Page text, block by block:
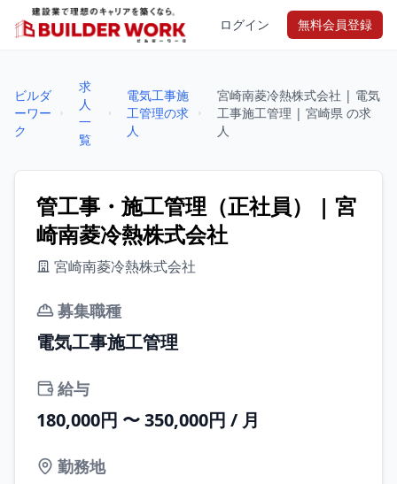
ログイン 無料会員登録
ビルダ
ーワー
ク
求
人
一
覧
電気工事施
工管理の求
人
宮崎南菱冷熱株式会社 | 電気
工事施工管理 | 宮崎県 の求
人
管工事・施工管理（正社員） | 宮
崎南菱冷熱株式会社
宮崎南菱冷熱株式会社
募集職種
電気工事施工管理
給与
180,000円 〜 350,000円 / 月
勤務地